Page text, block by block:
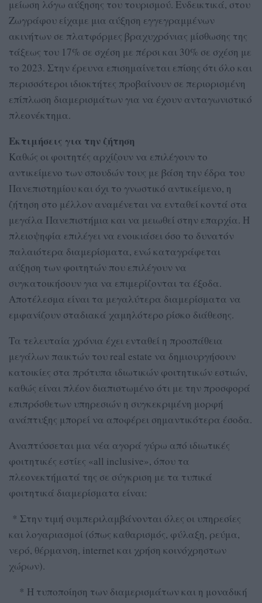
μείωση λόγω αύξησης του τουρισμού. Ενδεικτικά, στου
Ζωγράφου είχαμε μια αύξηση εγγεγραμμένων
ακινήτων σε πλατφόρμες βραχυχρόνιας μίσθωσης της
τάξεως του 17% σε σχέση με πέρσι και 30% σε σχέση με
το 2023. Στην έρευνα επισημαίνεται επίσης ότι όλο και
περισσότεροι ιδιοκτήτες προβαίνουν σε περιορισμένη
επίπλωση διαμερισμάτων για να έχουν ανταγωνιστικό
πλεονέκτημα.
Εκτιμήσεις για την ζήτηση
Καθώς οι φοιτητές αρχίζουν να επιλέγουν το
αντικείμενο των σπουδών τους με βάση την έδρα του
Πανεπιστημίου και όχι το γνωστικό αντικείμενο, η
ζήτηση στο μέλλον αναμένεται να ενταθεί κοντά στα
μεγάλα Πανεπιστήμια και να μειωθεί στην επαρχία. Η
πλειοψηφία επιλέγει να ενοικιάσει όσο το δυνατόν
παλαιότερα διαμερίσματα, ενώ καταγράφεται
αύξηση των φοιτητών που επιλέγουν να
συγκατοικήσουν για να επιμερίζονται τα έξοδα.
Αποτέλεσμα είναι τα μεγαλύτερα διαμερίσματα να
εμφανίζουν σταδιακά χαμηλότερο ρίσκο διάθεσης.
Τα τελευταία χρόνια έχει ενταθεί η προσπάθεια
μεγάλων παικτών του real estate να δημιουργήσουν
κατοικίες στα πρότυπα ιδιωτικών φοιτητικών εστιών,
καθώς είναι πλέον διαπιστωμένο ότι με την προσφορά
επιπρόσθετων υπηρεσιών η συγκεκριμένη μορφή
ανάπτυξης μπορεί να αποφέρει σημαντικότερα έσοδα.
Αναπτύσσεται μια νέα αγορά γύρω από ιδιωτικές
φοιτητικές εστίες «all inclusive», όπου τα
πλεονεκτήματά της σε σύγκριση με τα τυπικά
φοιτητικά διαμερίσματα είναι:
* Στην τιμή συμπεριλαμβάνονται όλες οι υπηρεσίες
και λογαριασμοί (όπως καθαρισμός, φύλαξη, ρεύμα,
νερό, θέρμανση, internet και χρήση κοινόχρηστων
χώρων).
* Η τυποποίηση των διαμερισμάτων και η μοναδική